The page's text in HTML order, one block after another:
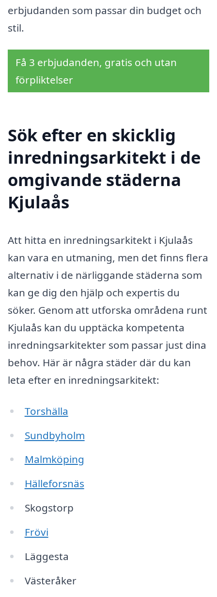
erbjudanden som passar din budget och
stil.
Få 3 erbjudanden, gratis och utan
förpliktelser
Sök efter en skicklig
inredningsarkitekt i de
omgivande städerna
Kjulaås
Att hitta en inredningsarkitekt i Kjulaås
kan vara en utmaning, men det finns flera
alternativ i de närliggande städerna som
kan ge dig den hjälp och expertis du
söker. Genom att utforska områdena runt
Kjulaås kan du upptäcka kompetenta
inredningsarkitekter som passar just dina
behov. Här är några städer där du kan
leta efter en inredningsarkitekt:
Torshälla
Sundbyholm
Malmköping
Hälleforsnäs
Skogstorp
Frövi
Läggesta
Västeråker